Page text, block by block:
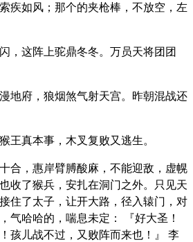
疾如风；那个的夹枪棒，不放空，左
，这阵上驼鼎冬冬。万员天将团团
地府，狼烟煞气射天宫。昨朝混战还
王真本事，木叉复败又逃生。
合，惠岸臂膊酸麻，不能迎敌，虚幌
收了猴兵，安扎在洞门之外。只见天
住了太子，让开大路，径入辕门，对
气哈哈的，喘息未定： 『好大圣！
孩儿战不过，又败阵而来也！』 李